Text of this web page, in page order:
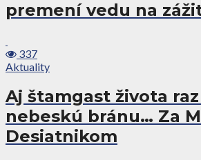
premení vedu na
337
Aktuality
Aj štamgast života
nebeskú bránu… Za
Desiatnikom